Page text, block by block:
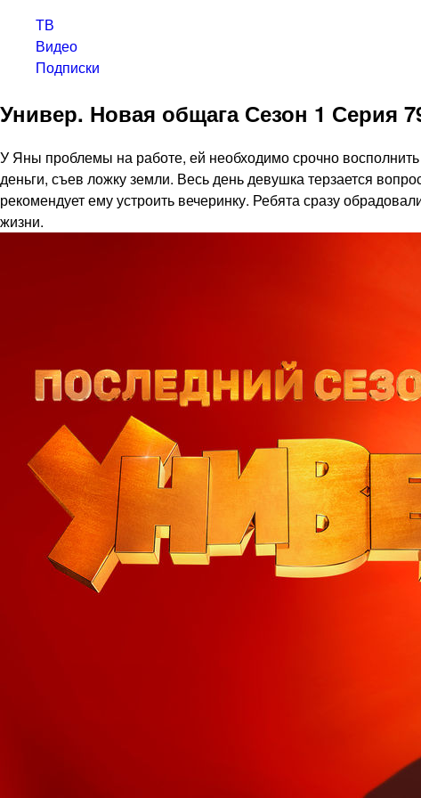
ТВ
Видео
Подписки
Универ. Новая общага Сезон 1 Серия
У Яны проблемы на работе, ей необходимо срочно
деньги, съев ложку земли. Весь день девушка терзается
рекомендует ему устроить вечеринку. Ребята сразу
жизни.